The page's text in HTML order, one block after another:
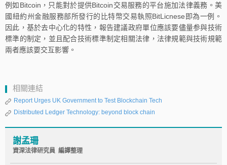
例如Bitcoin，只能對於提供Bitcoin交易服務的平台施加法律義務。美
國紐約州金融服務部所發行的比特幣交易執照BitLicnese即為一例。
因此，基於去中心化的特性，報告建議政府單位應該要儘量参與技術
標準的制定，並且配合技術標準制定相關法律，法律規範與技術規範
兩者應該要交互影響。
相關連結
Report Urges UK Government to Test Blockchain Tech
Distributed Ledger Technology: beyond block chain
謝孟珊
資深法律研究員 編譯整理